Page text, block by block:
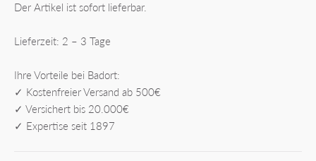
Der Artikel ist sofort lieferbar.
Lieferzeit: 2 – 3 Tage
Ihre Vorteile bei Badort:
✓ Kostenfreier Versand ab 500€
✓ Versichert bis 20.000€
✓ Expertise seit 1897